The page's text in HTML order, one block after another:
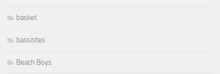
basket
bassistes
Beach Boys